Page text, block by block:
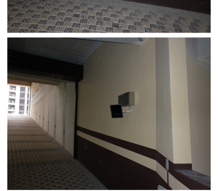
14.邊配備-車輪檔實績
15.周邊配備-安全警示實績
17.周邊配備-方向指示實績
18.周邊配備-車位架實績
20.智能汽機車充電樁設備實績
21.車道資訊看板實績